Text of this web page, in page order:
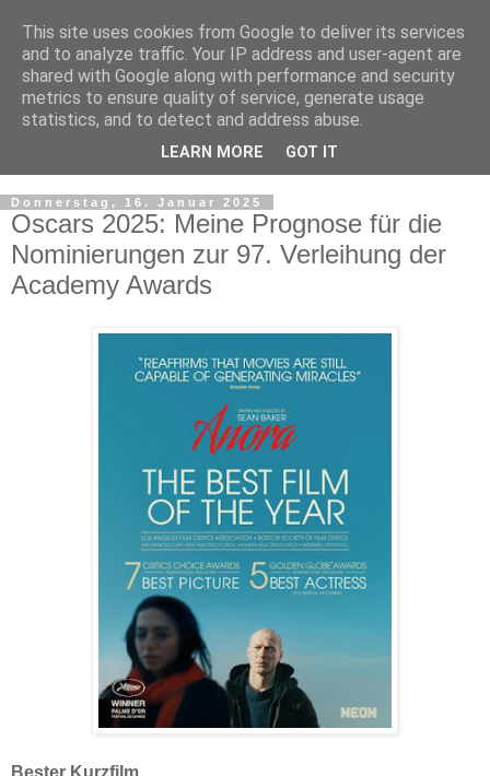
Donnerstag, 16. Januar 2025
Oscars 2025: Meine Prognose für die
Nominierungen zur 97. Verleihung der
Academy Awards
This site uses cookies from Google to deliver its services
and to analyze traffic. Your IP address and user-agent are
shared with Google along with performance and security
metrics to ensure quality of service, generate usage
statistics, and to detect and address abuse.
LEARN MORE GOT IT